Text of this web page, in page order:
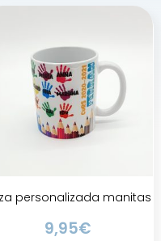
personalizada manitas
9,95€